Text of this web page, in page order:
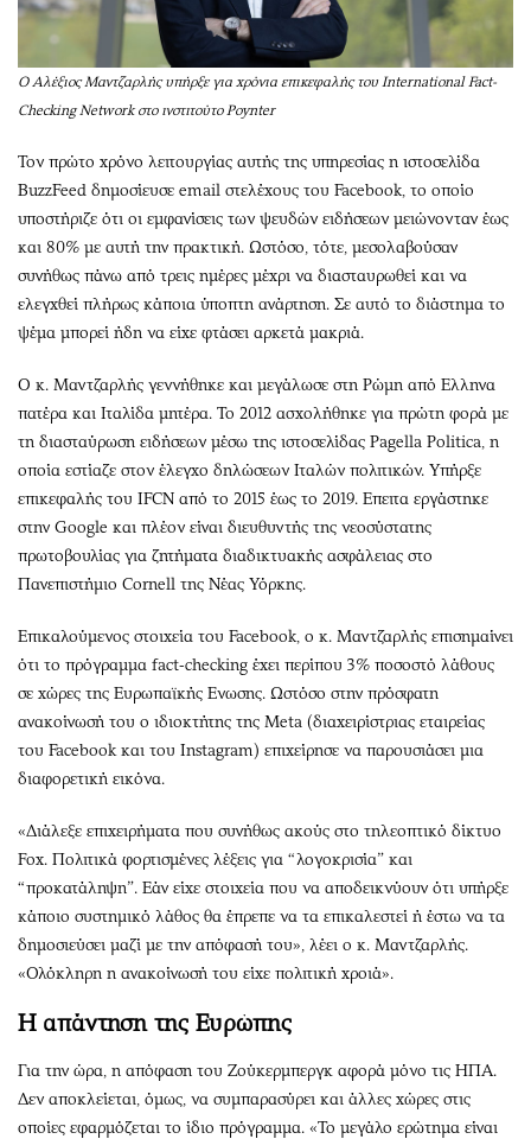
O Αλέξιος Μαντζαρλής υπήρξε για χρόνια επικεφαλής του International Fact-
Checking Network στο ινστιτούτο Poynter
Τον πρώτο χρόνο λειτουργίας αυτής της υπηρεσίας η ιστοσελίδα
BuzzFeed δημοσίευσε email στελέχους του Facebook, το οποίο
υποστήριζε ότι οι εμφανίσεις των ψευδών ειδήσεων μειώνονταν έως
και 80% με αυτή την πρακτική. Ωστόσο, τότε, μεσολαβούσαν
συνήθως πάνω από τρεις ημέρες μέχρι να διασταυρωθεί και να
ελεγχθεί πλήρως κάποια ύποπτη ανάρτηση. Σε αυτό το διάστημα το
ψέμα μπορεί ήδη να είχε φτάσει αρκετά μακριά.
Ο κ. Μαντζαρλής γεννήθηκε και μεγάλωσε στη Ρώμη από Ελληνα
πατέρα και Ιταλίδα μητέρα. Το 2012 ασχολήθηκε για πρώτη φορά με
τη διασταύρωση ειδήσεων μέσω της ιστοσελίδας Pagella Politica, η
οποία εστίαζε στον έλεγχο δηλώσεων Ιταλών πολιτικών. Υπήρξε
επικεφαλής του IFCN από το 2015 έως το 2019. Επειτα εργάστηκε
στην Google και πλέον είναι διευθυντής της νεοσύστατης
πρωτοβουλίας για ζητήματα διαδικτυακής ασφάλειας στο
Πανεπιστήμιο Cornell της Νέας Υόρκης.
Επικαλούμενος στοιχεία του Facebook, ο κ. Μαντζαρλής επισημαίνει
ότι το πρόγραμμα fact-checking έχει περίπου 3% ποσοστό λάθους
σε χώρες της Ευρωπαϊκής Ενωσης. Ωστόσο στην πρόσφατη
ανακοίνωσή του ο ιδιοκτήτης της Meta (διαχειρίστριας εταιρείας
του Facebook και του Instagram) επιχείρησε να παρουσιάσει μια
διαφορετική εικόνα.
«Διάλεξε επιχειρήματα που συνήθως ακούς στο τηλεοπτικό δίκτυο
Fox. Πολιτικά φορτισμένες λέξεις για “λογοκρισία” και
“προκατάληψη”. Εάν είχε στοιχεία που να αποδεικνύουν ότι υπήρξε
κάποιο συστημικό λάθος θα έπρεπε να τα επικαλεστεί ή έστω να τα
δημοσιεύσει μαζί με την απόφασή του», λέει ο κ. Μαντζαρλής.
«Ολόκληρη η ανακοίνωσή του είχε πολιτική χροιά».
Η απάντηση της Ευρώπης
Για την ώρα, η απόφαση του Ζούκερμπεργκ αφορά μόνο τις ΗΠΑ.
Δεν αποκλείεται, όμως, να συμπαρασύρει και άλλες χώρες στις
οποίες εφαρμόζεται το ίδιο πρόγραμμα. «Το μεγάλο ερώτημα είναι